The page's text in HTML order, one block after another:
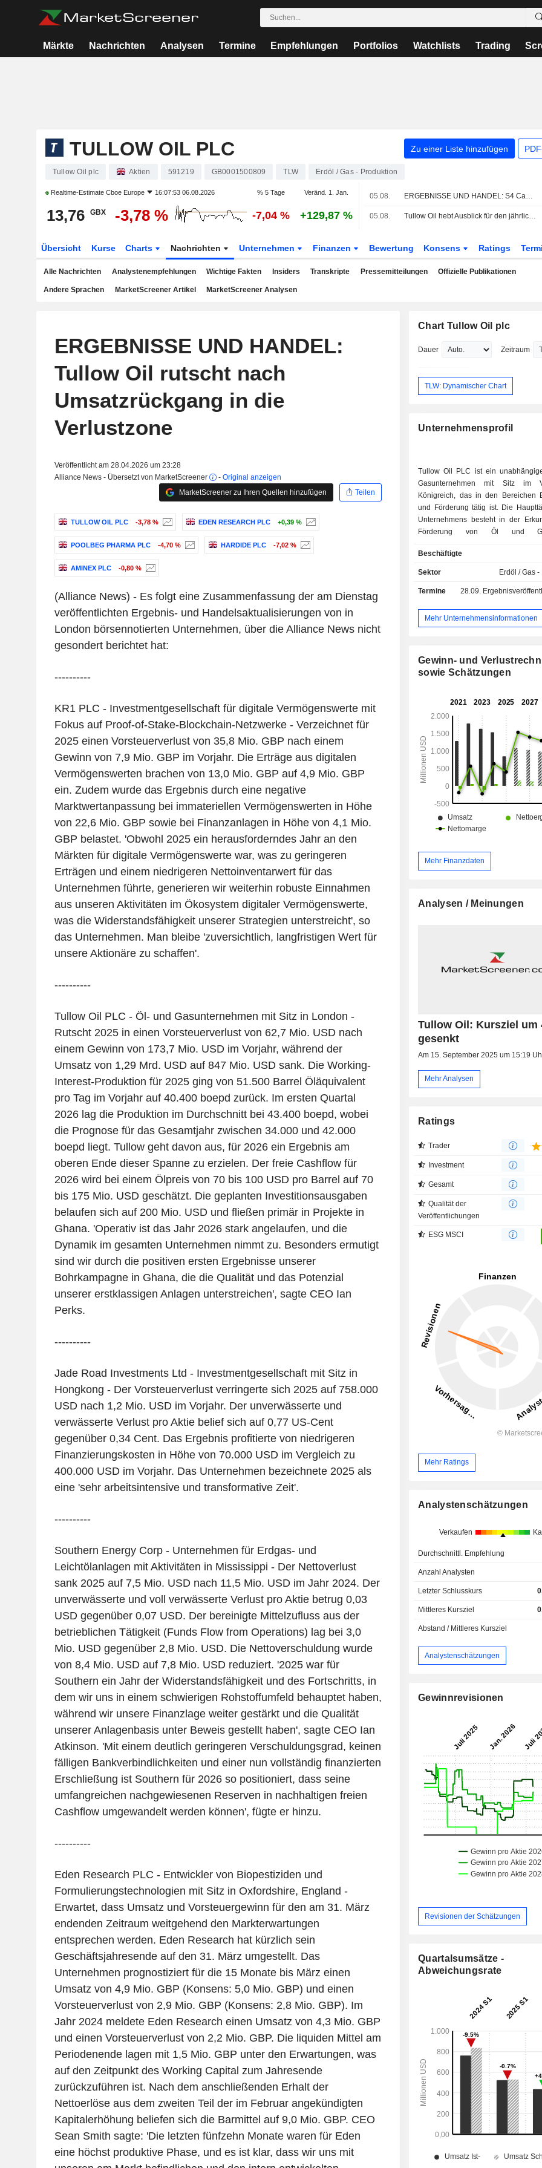
Märkte Nachrichten Analysen Termine Empfehlungen Portfolios Watchlists Trading
TULLOW OIL PLC Zu einer Liste hinzufügen
Tullow Oil plc Aktien 591219 GB0001500809 TLW Erdöl / Gas - Produktion
Realtime-Estimate Cboe Europe 16:07:53 06.08.2026 % 5 Tage Veränd. 1. Jan.
13,76 GBX -3,78 % -7,04 % +129,87 %
05.08. ERGEBNISSE UND HANDEL: S4 Capital billigt Dividende; Zotefoams-Gewinn steigt
05.08. Tullow Oil hebt Ausblick für den jährlichen Cashflow dank starker Ghana-Produktion und höherer Ölpreise an
Übersicht Kurse Charts Nachrichten Unternehmen Finanzen Bewertung Konsens Ratings
Alle Nachrichten Analystenempfehlungen Wichtige Fakten Insiders Transkripte Pressemitteilungen Offizielle Publikationen
Andere Sprachen MarketScreener Artikel MarketScreener Analysen
ERGEBNISSE UND HANDEL:
Tullow Oil rutscht nach
Umsatzrückgang in die
Verlustzone
Veröffentlicht am 28.04.2026 um 23:28
Alliance News - Übersetzt von MarketScreener
- Original anzeigen
MarketScreener zu Ihren Quellen hinzufügen
Teilen
TULLOW OIL PLC -3,78 % EDEN RESEARCH PLC +0,39 %
POOLBEG PHARMA PLC -4,70 % HARDIDE PLC -7,02 %
AMINEX PLC -0,80 %
(Alliance News) - Es folgt eine Zusammenfassung der am Dienstag
veröffentlichten Ergebnis- und Handelsaktualisierungen von in
London börsennotierten Unternehmen, über die Alliance News nicht
gesondert berichtet hat:
----------
KR1 PLC - Investmentgesellschaft für digitale Vermögenswerte mit
Fokus auf Proof-of-Stake-Blockchain-Netzwerke - Verzeichnet für
2025 einen Vorsteuerverlust von 35,8 Mio. GBP nach einem
Gewinn von 7,9 Mio. GBP im Vorjahr. Die Erträge aus digitalen
Vermögenswerten brachen von 13,0 Mio. GBP auf 4,9 Mio. GBP
ein. Zudem wurde das Ergebnis durch eine negative
Marktwertanpassung bei immateriellen Vermögenswerten in Höhe
von 22,6 Mio. GBP sowie bei Finanzanlagen in Höhe von 4,1 Mio.
GBP belastet. 'Obwohl 2025 ein herausforderndes Jahr an den
Märkten für digitale Vermögenswerte war, was zu geringeren
Erträgen und einem niedrigeren Nettoinventarwert für das
Unternehmen führte, generieren wir weiterhin robuste Einnahmen
aus unseren Aktivitäten im Ökosystem digitaler Vermögenswerte,
was die Widerstandsfähigkeit unserer Strategien unterstreicht', so
das Unternehmen. Man bleibe 'zuversichtlich, langfristigen Wert für
unsere Aktionäre zu schaffen'.
----------
Tullow Oil PLC - Öl- und Gasunternehmen mit Sitz in London -
Rutscht 2025 in einen Vorsteuerverlust von 62,7 Mio. USD nach
einem Gewinn von 173,7 Mio. USD im Vorjahr, während der
Umsatz von 1,29 Mrd. USD auf 847 Mio. USD sank. Die Working-
Interest-Produktion für 2025 ging von 51.500 Barrel Öläquivalent
pro Tag im Vorjahr auf 40.400 boepd zurück. Im ersten Quartal
2026 lag die Produktion im Durchschnitt bei 43.400 boepd, wobei
die Prognose für das Gesamtjahr zwischen 34.000 und 42.000
boepd liegt. Tullow geht davon aus, für 2026 ein Ergebnis am
oberen Ende dieser Spanne zu erzielen. Der freie Cashflow für
2026 wird bei einem Ölpreis von 70 bis 100 USD pro Barrel auf 70
bis 175 Mio. USD geschätzt. Die geplanten Investitionsausgaben
belaufen sich auf 200 Mio. USD und fließen primär in Projekte in
Ghana. 'Operativ ist das Jahr 2026 stark angelaufen, und die
Dynamik im gesamten Unternehmen nimmt zu. Besonders ermutigt
sind wir durch die positiven ersten Ergebnisse unserer
Bohrkampagne in Ghana, die die Qualität und das Potenzial
unserer erstklassigen Anlagen unterstreichen', sagte CEO Ian
Perks.
----------
Jade Road Investments Ltd - Investmentgesellschaft mit Sitz in
Hongkong - Der Vorsteuerverlust verringerte sich 2025 auf 758.000
USD nach 1,2 Mio. USD im Vorjahr. Der unverwässerte und
verwässerte Verlust pro Aktie belief sich auf 0,77 US-Cent
gegenüber 0,34 Cent. Das Ergebnis profitierte von niedrigeren
Finanzierungskosten in Höhe von 70.000 USD im Vergleich zu
400.000 USD im Vorjahr. Das Unternehmen bezeichnete 2025 als
eine 'sehr arbeitsintensive und transformative Zeit'.
----------
Southern Energy Corp - Unternehmen für Erdgas- und
Leichtölanlagen mit Aktivitäten in Mississippi - Der Nettoverlust
sank 2025 auf 7,5 Mio. USD nach 11,5 Mio. USD im Jahr 2024. Der
unverwässerte und voll verwässerte Verlust pro Aktie betrug 0,03
USD gegenüber 0,07 USD. Der bereinigte Mittelzufluss aus der
betrieblichen Tätigkeit (Funds Flow from Operations) lag bei 3,0
Mio. USD gegenüber 2,8 Mio. USD. Die Nettoverschuldung wurde
von 8,4 Mio. USD auf 7,8 Mio. USD reduziert. '2025 war für
Southern ein Jahr der Widerstandsfähigkeit und des Fortschritts, in
dem wir uns in einem schwierigen Rohstoffumfeld behauptet haben,
während wir unsere Finanzlage weiter gestärkt und die Qualität
unserer Anlagenbasis unter Beweis gestellt haben', sagte CEO Ian
Atkinson. 'Mit einem deutlich geringeren Verschuldungsgrad, keinen
fälligen Bankverbindlichkeiten und einer nun vollständig finanzierten
Erschließung ist Southern für 2026 so positioniert, dass seine
umfangreichen nachgewiesenen Reserven in nachhaltigen freien
Cashflow umgewandelt werden können', fügte er hinzu.
----------
Eden Research PLC - Entwickler von Biopestiziden und
Formulierungstechnologien mit Sitz in Oxfordshire, England -
Erwartet, dass Umsatz und Vorsteuergewinn für den am 31. März
endenden Zeitraum weitgehend den Markterwartungen
entsprechen werden. Eden Research hat kürzlich sein
Geschäftsjahresende auf den 31. März umgestellt. Das
Unternehmen prognostiziert für die 15 Monate bis März einen
Umsatz von 4,9 Mio. GBP (Konsens: 5,0 Mio. GBP) und einen
Vorsteuerverlust von 2,9 Mio. GBP (Konsens: 2,8 Mio. GBP). Im
Jahr 2024 meldete Eden Research einen Umsatz von 4,3 Mio. GBP
und einen Vorsteuerverlust von 2,2 Mio. GBP. Die liquiden Mittel am
Periodenende lagen mit 1,5 Mio. GBP unter den Erwartungen, was
auf den Zeitpunkt des Working Capital zum Jahresende
zurückzuführen ist. Nach dem anschließenden Erhalt der
Nettoerlöse aus dem zweiten Teil der im Februar angekündigten
Kapitalerhöhung beliefen sich die Barmittel auf 9,0 Mio. GBP. CEO
Sean Smith sagte: 'Die letzten fünfzehn Monate waren für Eden
eine höchst produktive Phase, und es ist klar, dass wir uns mit
Chart Tullow Oil plc
Dauer Zeitraum
TLW: Dynamischer Chart
Unternehmensprofil
Tullow Oil PLC ist ein
Gasunternehmen mit Sitz im
Königreich, das in den Bereichen
und Förderung tätig ist. Die
Unternehmens besteht in der
Förderung von Öl und
umfassen Ghana, Nicht-operierte
Exploration. Das Unternehmen
Fördervermögenswerte in
Vermögenswerten gehört
Unternehmen verfügt über
Ghana, das Vereinigte
Argentinien. Der Schwerpunkt seiner
Ghana. Zu den
Unternehmens zählen Tullow
Limited, Tullow Oil Finance Limited,
Limited, Tullow Overseas Holdings
Oil SK Limited und weitere.
Beschäftigte
Sektor Erdöl / Gas
Termine 28.09.
Mehr Unternehmensinformationen
Gewinn- und
sowie Schätzungen
Mehr Finanzdaten
Analysen / Meinungen
Tullow Oil: Kursziel um
gesenkt
Am 15. September 2025 um 15:19
Mehr Analysen
Ratings
Trader
Investment
Gesamt
Qualität der
Veröffentlichungen
ESG MSCI
Mehr Ratings
Analystenschätzungen
Verkaufen
Durchschnittl. Empfehlung
Anzahl Analysten
Letzter Schlusskurs
Mittleres Kursziel
Abstand / Mittleres Kursziel
Analystenschätzungen
Gewinnrevisionen
Revisionen der Schätzungen
Quartalsumsätze -
Abweichungsrate